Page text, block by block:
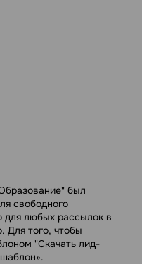
был
свободного
для любых рассылок в
Для того, чтобы
"Скачать лид-